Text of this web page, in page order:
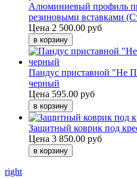
Алюминиевый профиль
резиновыми вставками
Цена 2 500.00 руб
Пандус приставной "Не
черный
Цена 595.00 руб
Защитный коврик под
Цена 3 850.00 руб
right